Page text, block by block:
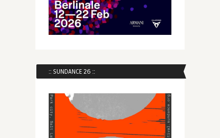
:: SUNDANCE 26 ::